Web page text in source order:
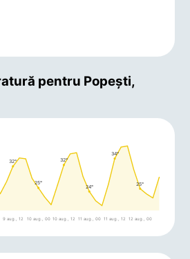
pentru Popeşti,
32°
9 aug., 12
25°
10 aug., 00
32°
10 aug., 12
24°
11 aug., 00
34°
11 aug., 12
25°
12 aug., 00